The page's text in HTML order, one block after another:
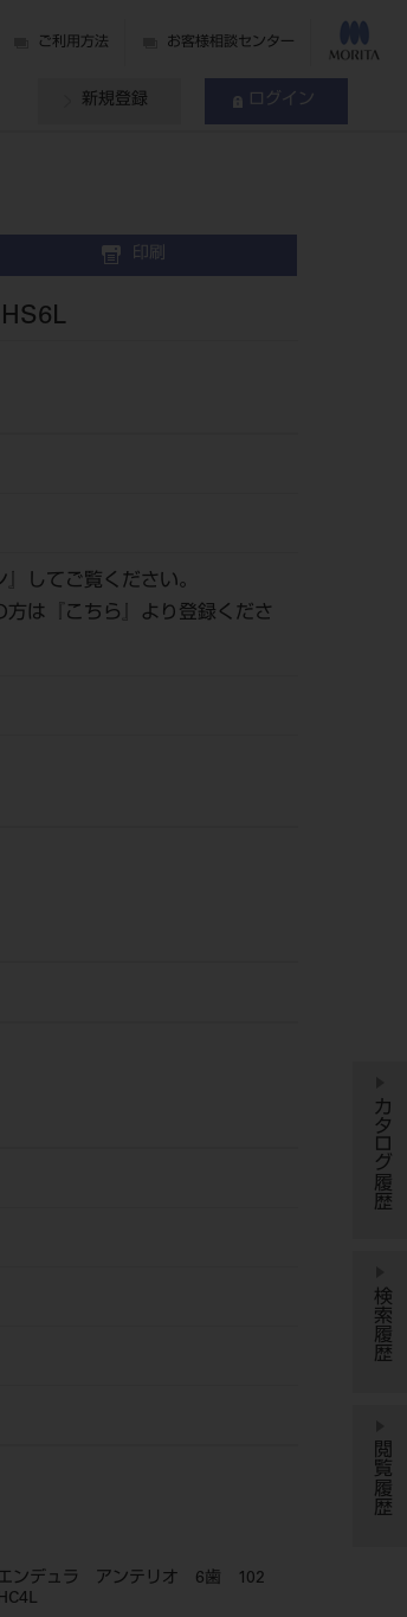
ご利用方法 お客様相談センター
新規登録 ログイン
印刷
』してご覧ください。
は『
こちら
』より登録くださ
ンデュラ アンテリオ 6歯 102
カタログ履歴
検索履歴
閲覧履歴